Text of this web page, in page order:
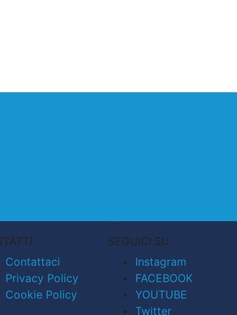
Contattaci
Privacy Policy
Cookie Policy
SEGUICI SU
Instagram
FACEBOOK
YOUTUBE
Twitter